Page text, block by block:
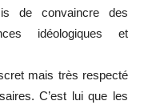
de convaincre des
idéologiques et
mais très respecté
C’est lui que les